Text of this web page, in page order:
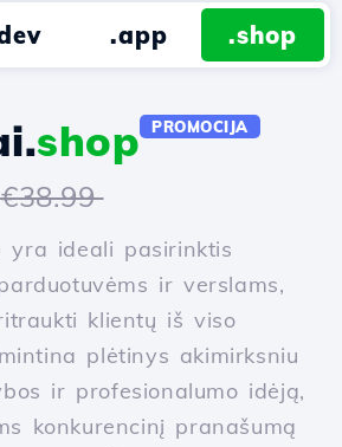
.app .shop
shop PROMOCIJA
yra ideali pasirinktis
ir verslams,
klientų iš viso
plėtinys akimirksniu
ir profesionalumo idėją,
konkurencinį pranašumą